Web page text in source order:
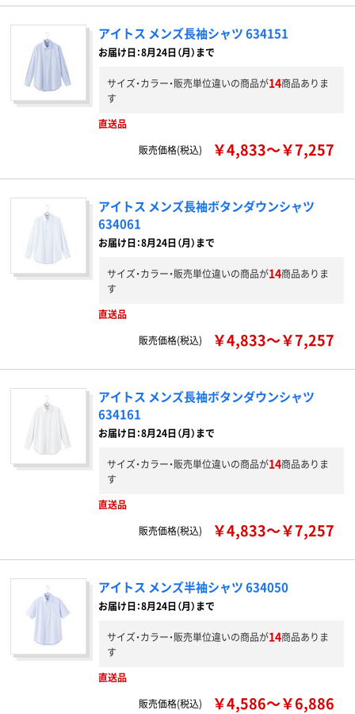
アイトス メンズ長袖シャツ 634151
お届け日：8月24日（月）まで
サイズ・カラー・販売単位違いの商品が14商品ありま
す
直送品
販売価格(税込)
￥4,833～￥7,257
アイトス メンズ長袖ボタンダウンシャツ
634061
お届け日：8月24日（月）まで
サイズ・カラー・販売単位違いの商品が14商品ありま
す
直送品
販売価格(税込)
￥4,833～￥7,257
アイトス メンズ長袖ボタンダウンシャツ
634161
お届け日：8月24日（月）まで
サイズ・カラー・販売単位違いの商品が14商品ありま
す
直送品
販売価格(税込)
￥4,833～￥7,257
アイトス メンズ半袖シャツ 634050
お届け日：8月24日（月）まで
サイズ・カラー・販売単位違いの商品が14商品ありま
す
直送品
販売価格(税込)
￥4,586～￥6,886